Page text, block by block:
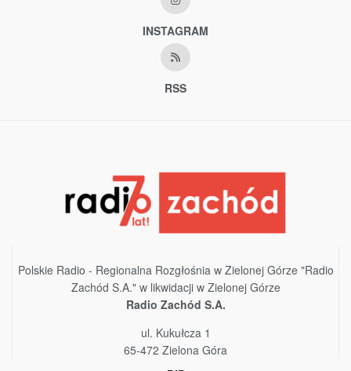
INSTAGRAM
RSS
Polskie Radio - Regionalna Rozgłośnia w Zielonej Górze "Radio
Zachód S.A." w likwidacji w Zielonej Górze
Radio Zachód S.A.
ul. Kukułcza 1
65-472 Zielona Góra